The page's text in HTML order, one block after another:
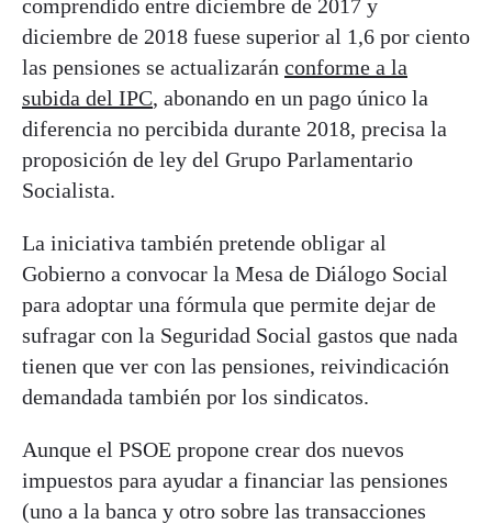
comprendido entre diciembre de 2017 y
diciembre de 2018 fuese superior al 1,6 por ciento
las pensiones se actualizarán conforme a la
subida del IPC, abonando en un pago único la
diferencia no percibida durante 2018, precisa la
proposición de ley del Grupo Parlamentario
Socialista.
La iniciativa también pretende obligar al
Gobierno a convocar la Mesa de Diálogo Social
para adoptar una fórmula que permite dejar de
sufragar con la Seguridad Social gastos que nada
tienen que ver con las pensiones, reivindicación
demandada también por los sindicatos.
Aunque el PSOE propone crear dos nuevos
impuestos para ayudar a financiar las pensiones
(uno a la banca y otro sobre las transacciones